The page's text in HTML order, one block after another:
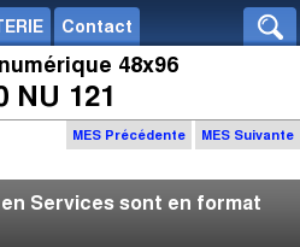
Contact
48x96
NU 121
MES Précédente MES Suivante
en Services sont en format